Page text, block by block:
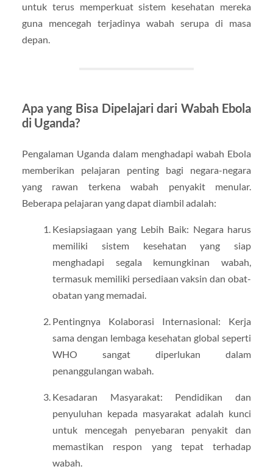
untuk terus memperkuat sistem kesehatan mereka
guna mencegah terjadinya wabah serupa di masa
depan.
Apa yang Bisa Dipelajari dari Wabah Ebola
di Uganda?
Pengalaman Uganda dalam menghadapi wabah Ebola
memberikan pelajaran penting bagi negara-negara
yang rawan terkena wabah penyakit menular.
Beberapa pelajaran yang dapat diambil adalah:
Kesiapsiagaan yang Lebih Baik: Negara harus
memiliki sistem kesehatan yang siap
menghadapi segala kemungkinan wabah,
termasuk memiliki persediaan vaksin dan obat-
obatan yang memadai.
Pentingnya Kolaborasi Internasional: Kerja
sama dengan lembaga kesehatan global seperti
WHO sangat diperlukan dalam
penanggulangan wabah.
Kesadaran Masyarakat: Pendidikan dan
penyuluhan kepada masyarakat adalah kunci
untuk mencegah penyebaran penyakit dan
memastikan respon yang tepat terhadap
wabah.